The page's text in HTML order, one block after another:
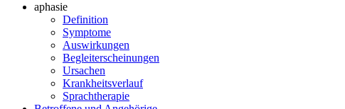
aphasie
Definition
Symptome
Auswirkungen
Begleiterscheinungen
Ursachen
Krankheitsverlauf
Sprachtherapie